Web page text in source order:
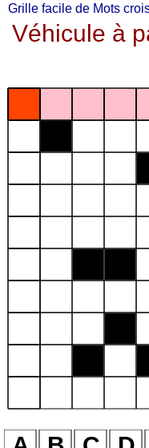
Grille facile de Mots
Véhicule à